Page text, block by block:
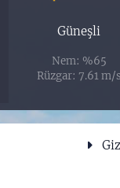
Güneşli
Nem: %65
Rüzgar: 7.61 m/s